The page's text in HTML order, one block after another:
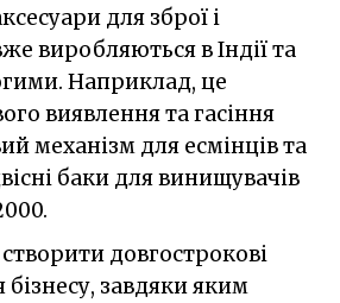
для зброї і
виробляються в Індії та
Наприклад, це
виявлення та гасіння
механізм для есмінців та
баки для винищувачів
довгострокові
завдяки яким